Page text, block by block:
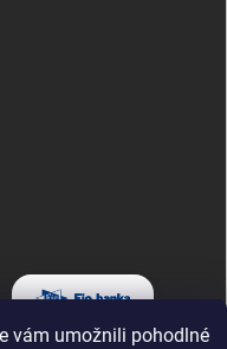
vám umožnili pohodlné